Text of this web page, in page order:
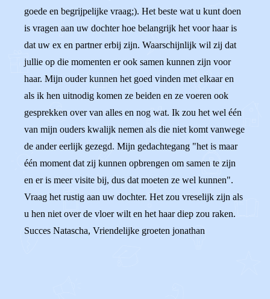
goede en begrijpelijke vraag;). Het beste wat u kunt doen
is vragen aan uw dochter hoe belangrijk het voor haar is
dat uw ex en partner erbij zijn. Waarschijnlijk wil zij dat
jullie op die momenten er ook samen kunnen zijn voor
haar. Mijn ouder kunnen het goed vinden met elkaar en
als ik hen uitnodig komen ze beiden en ze voeren ook
gesprekken over van alles en nog wat. Ik zou het wel één
van mijn ouders kwalijk nemen als die niet komt vanwege
de ander eerlijk gezegd. Mijn gedachtegang "het is maar
één moment dat zij kunnen opbrengen om samen te zijn
en er is meer visite bij, dus dat moeten ze wel kunnen".
Vraag het rustig aan uw dochter. Het zou vreselijk zijn als
u hen niet over de vloer wilt en het haar diep zou raken.
Succes Natascha, Vriendelijke groeten jonathan